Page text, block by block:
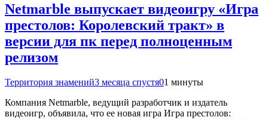
Netmarble выпускает видеоигру «Игра
престолов: Королевский тракт» в
версии для пк перед полноценным
релизом
Территория знамений3 месяца спустя01 минуты
Компания Netmarble, ведущий разработчик и издатель
видеоигр, объявила, что ее новая игра Игра престолов: